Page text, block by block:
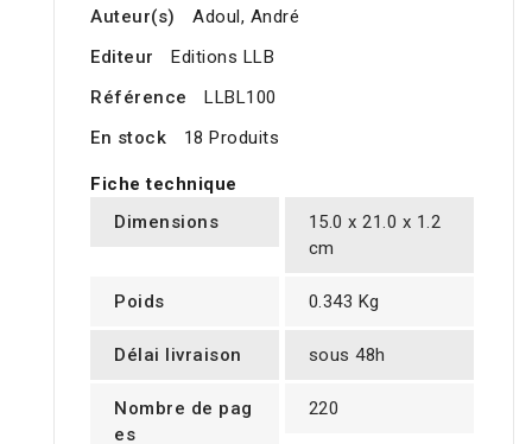
Auteur(s)
Adoul, André
Editeur
Editions LLB
Référence
LLBL100
En stock
18 Produits
Fiche technique
Dimensions
15.0 x 21.0 x 1.2
cm
Poids 0.343 Kg
Délai livraison sous 48h
Nombre de pag
es
220